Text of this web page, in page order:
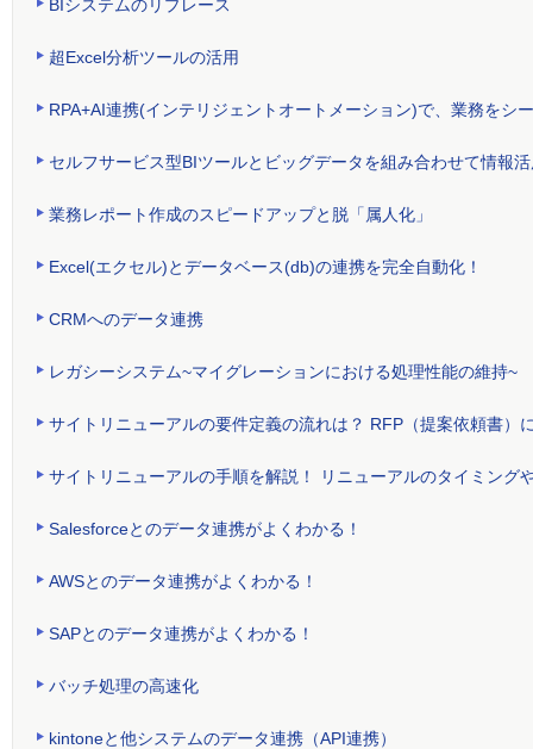
BIシステムのリプレース
超Excel分析ツールの活用
RPA+AI連携(インテリジェントオートメーション)で、業務をシ
セルフサービス型BIツールとビッグデータを組み合わせて情報
業務レポート作成のスピードアップと脱「属人化」
Excel(エクセル)とデータベース(db)の連携を完全自動化！
CRMへのデータ連携
レガシーシステム~マイグレーションにおける処理性能の維持~
サイトリニューアルの要件定義の流れは？ RFP（提案依頼書）
サイトリニューアルの手順を解説！ リニューアルのタイミング
Salesforceとのデータ連携がよくわかる！
AWSとのデータ連携がよくわかる！
SAPとのデータ連携がよくわかる！
バッチ処理の高速化
kintoneと他システムのデータ連携（API連携）